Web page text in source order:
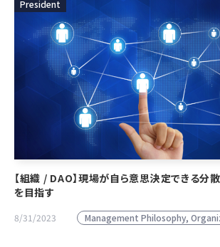
President
【組織 / DAO】現場が自ら意思決定できる分
を目指す
8/31/2023 Management Philosophy,